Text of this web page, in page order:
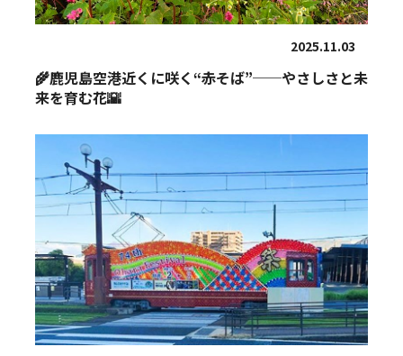
2025.11.03
🌾鹿児島空港近くに咲く“赤そば”──やさしさと未
来を育む花🌇